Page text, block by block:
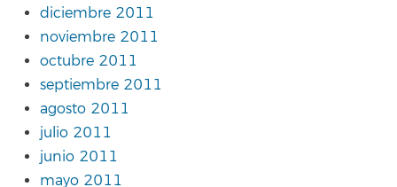
diciembre 2011
noviembre 2011
octubre 2011
septiembre 2011
agosto 2011
julio 2011
junio 2011
mayo 2011